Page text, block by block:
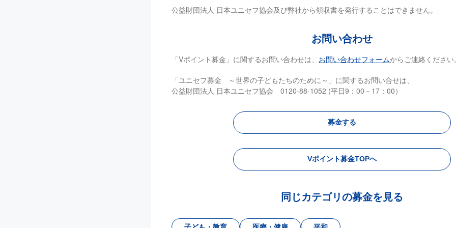
公益財団法人 日本ユニセフ協会及び弊社から領収書を発行することはできません。
お問い合わせ
「Vポイント募金」に関するお問い合わせは、 お問い合わせフォームからご連絡ください
「ユニセフ募金 ～世界の子どもたちのために～」に関するお問い合せは、
公益財団法人 日本ユニセフ協会 0120-88-1052 (平日9：00－17：00）
募金する
Vポイント募金TOPへ
同じカテゴリの募金を見る